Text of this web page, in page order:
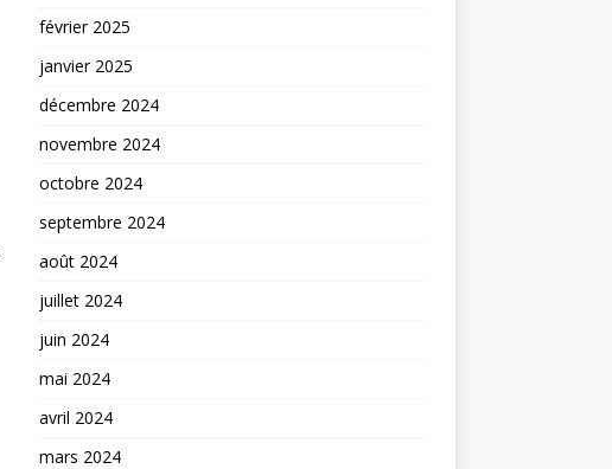
février 2025
janvier 2025
décembre 2024
novembre 2024
octobre 2024
septembre 2024
août 2024
juillet 2024
juin 2024
mai 2024
avril 2024
mars 2024